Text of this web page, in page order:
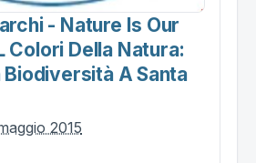
- Nature Is Our
Della Natura:
Biodiversità A Santa
2015